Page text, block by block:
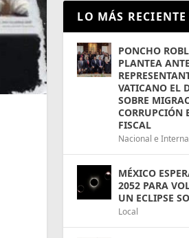
LO MÁS RECIENTE
PONCHO
PLANTEA
VATICANO EL
SOBRE
CORRUPCIÓN
FISCAL
Nacional e
MÉXICO
2052 PARA
UN ECLIPSE
Local